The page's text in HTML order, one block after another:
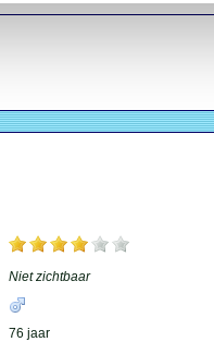
Niet zichtbaar
76 jaar